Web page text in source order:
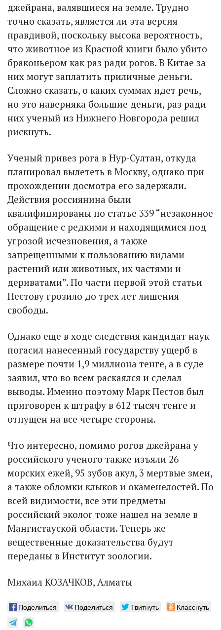
джейрана, валявшиеся на земле. Трудно
точно сказать, является ли эта версия
правдивой, поскольку высока вероятность,
что животное из Крас­ной книги было убито
браконьером как раз ради рогов. В Китае за
них могут заплатить приличные деньги.
Сложно сказать, о каких суммах идет речь,
но это наверняка большие деньги, раз ради
них ученый из Нижнего Новгорода решил
рискнуть.
Ученый привез рога в Нур-Султан, откуда
планировал вылететь в Москву, однако при
прохождении досмотра его задержали.
Действия россиянина были
квалифицированы по статье 339 “незаконное
обращение с редкими и находящимися под
угрозой исчезновения, а также
запрещенными к пользованию видами
растений или животных, их частями и
дериватами”. По части первой этой статьи
Пестову грозило до трех лет лишения
свободы.
Однако еще в ходе следствия кандидат наук
погасил нанесенный государству ущерб в
размере почти 1,9 миллиона тенге, а в суде
заявил, что во всем раскаялся и сделал
выводы. Именно поэтому Марк Пестов был
приговорен к штрафу в 612 тысяч тенге и
отпущен на все четыре стороны.
Что интересно, помимо рогов джейрана у
российского ученого также изъяли 26
морских ежей, 95 зубов акул, 3 мертвые змеи,
а также обломки клыков и окаменелостей. По
всей видимости, все эти предметы
российский эколог тоже нашел на земле в
Мангистау­ской области. Теперь же
вещественные доказательства будут
переданы в Институт зоологии.
Михаил КОЗАЧКОВ, Алматы
Поделиться Поделиться Твитнуть Класснуть